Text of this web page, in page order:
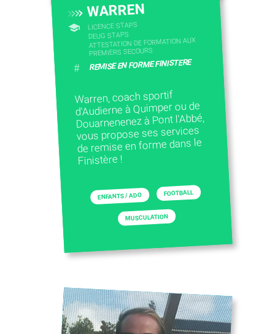
WARREN
LICENCE STAPS
DEUG STAPS
ATTESTATION DE FORMATION AUX
PREMIERS SECOURS
# REMISE EN FORME FINISTERE
Warren, coach sportif
d'Audierne à Quimper ou de
Douarnenenez à Pont l'Abbé,
vous propose ses services
de remise en forme dans le
Finistère !
ENFANTS / ADO FOOTBALL
MUSCULATION